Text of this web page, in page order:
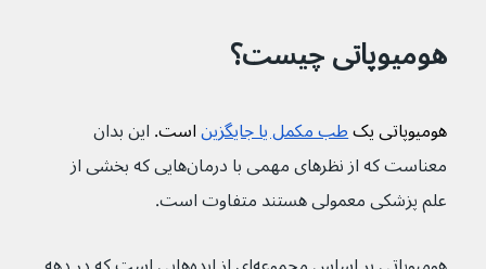
هومیوپاتی چیست؟
هومیوپاتی یک طب مکمل یا جایگزین است. این بدان
معناست که از نظرهای مهمی با درمان‌هایی که بخشی از
علم پزشکی معمولی هستند متفاوت است.